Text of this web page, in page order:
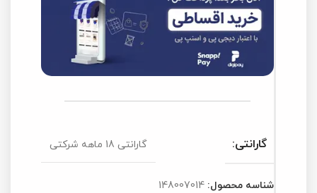
گارانتی: گارانتی 18 ماهه شرکتی
شناسه محصول: 148007014